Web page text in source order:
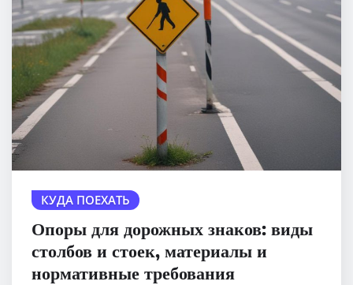
КУДА ПОЕХАТЬ
Опоры для дорожных знаков: виды
столбов и стоек, материалы и
нормативные требования